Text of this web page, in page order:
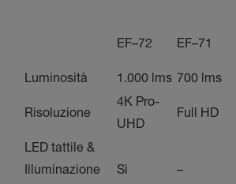
EF–72 EF–71
Luminosità
1.000 lms 700 lms
Risoluzione
4K Pro-
UHD
Full HD
LED tattile &
Illuminazione
Sì –